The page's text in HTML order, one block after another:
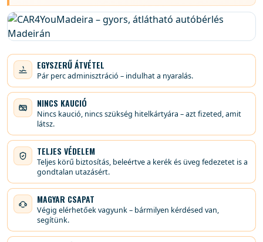
EGYSZERŰ ÁTVÉTEL
Pár perc adminisztráció – indulhat a nyaralás.
NINCS KAUCIÓ
Nincs kaució, nincs szükség hitelkártyára – azt fizeted, amit
látsz.
TELJES VÉDELEM
Teljes körű biztosítás, beleértve a kerék és üveg fedezetet is a
gondtalan utazásért.
MAGYAR CSAPAT
Végig elérhetőek vagyunk – bármilyen kérdésed van,
segítünk.